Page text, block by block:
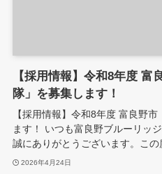
【採用情報】令和8年度 富
隊」を募集します！
【採用情報】令和8年度 富良野
ます！ いつも富良野ブルーリッ
誠にありがとうございます。この
2026年4月24日